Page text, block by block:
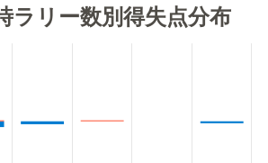
ラリー数別得失点分布